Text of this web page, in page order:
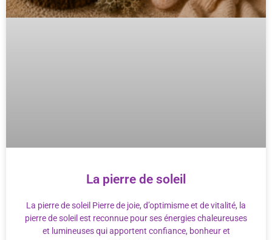
La pierre de soleil
La pierre de soleil Pierre de joie, d’optimisme et de vitalité, la
pierre de soleil est reconnue pour ses énergies chaleureuses
et lumineuses qui apportent confiance, bonheur et